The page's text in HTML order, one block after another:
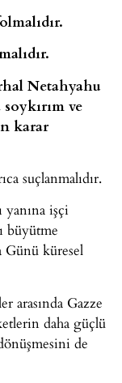
Netahyahu
ve
karar
suçlanmalıdır.
işçi
büyütme
Günü küresel
arasında Gazze
daha güçlü
de